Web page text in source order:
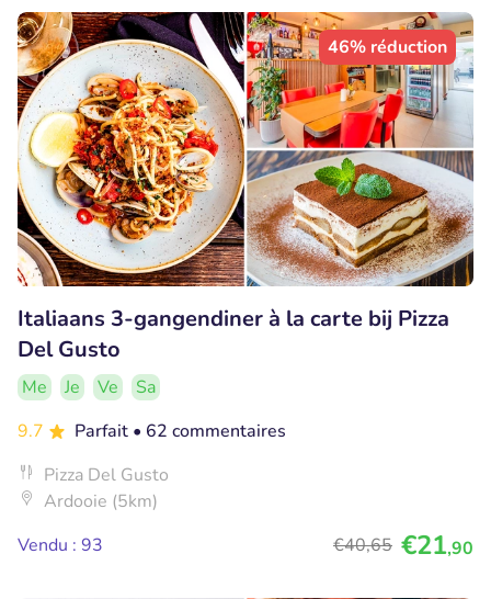
46% réduction
Italiaans 3-gangendiner à la carte bij Pizza
Del Gusto
Me Je Ve
Sa
9.7
Parfait • 62 commentaires
Pizza Del Gusto
Ardooie (5km)
Vendu : 93
€40,65 €21,90